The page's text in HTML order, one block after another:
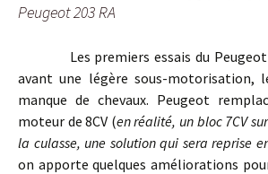
Peugeot 203 RA
Les premiers essais du Peugeot
avant une légère sous-motorisation,
manque de chevaux. Peugeot
moteur de 8CV (en réalité, un bloc 7CV
la culasse, une solution qui sera reprise
on apporte quelques améliorations